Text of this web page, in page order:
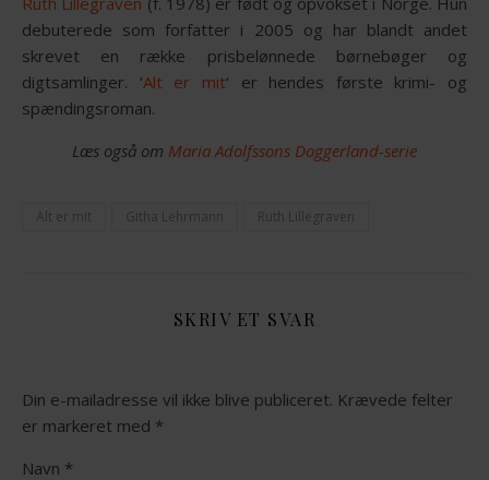
debuterede som forfatter i 2005 og har blandt andet
skrevet en række prisbelønnede børnebøger og
digtsamlinger. ‘Alt er mit‘ er hendes første krimi- og
spændingsroman.
Læs også om Maria Adolfssons Doggerland-serie
Alt er mit Githa Lehrmann Ruth Lillegraven
SKRIV ET SVAR
Din e-mailadresse vil ikke blive publiceret. Krævede felter
er markeret med *
Navn *